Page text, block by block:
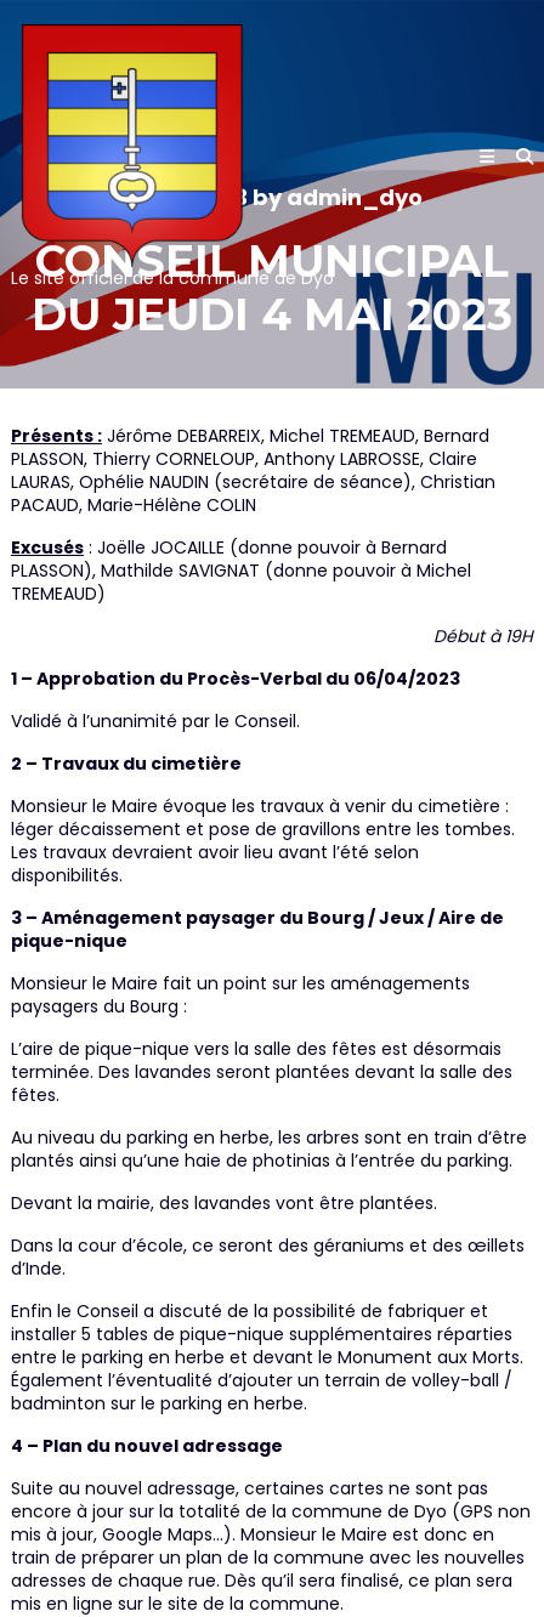
content
Le site officiel de la commune de Dyo
10/05/2023byadmin_dyo
CONSEIL MUNICIPAL
DU JEUDI 4 MAI 2023
Présents :Jérôme DEBARREIX, Michel TREMEAUD, Bernard
PLASSON, Thierry CORNELOUP, Anthony LABROSSE, Claire
LAURAS, Ophélie NAUDIN (secrétaire de séance), Christian
PACAUD, Marie-Hélène COLIN
Excusés: Joëlle JOCAILLE (donne pouvoir à Bernard
PLASSON), Mathilde SAVIGNAT (donne pouvoir à Michel
TREMEAUD)
Début à 19H
1 – Approbation du Procès-Verbal du 06/04/2023
Validé à l’unanimité par le Conseil.
2 – Travaux du cimetière
Monsieur le Maire évoque les travaux à venir du cimetière :
léger décaissement et pose de gravillons entre les tombes.
Les travaux devraient avoir lieu avant l’été selon
disponibilités.
3 – Aménagement paysager du Bourg / Jeux / Aire de
pique-nique
Monsieur le Maire fait un point sur les aménagements
paysagers du Bourg :
L’aire de pique-nique vers la salle des fêtes est désormais
terminée. Des lavandes seront plantées devant la salle des
fêtes.
Au niveau du parking en herbe, les arbres sont en train d’être
plantés ainsi qu’une haie de photinias à l’entrée du parking.
Devant la mairie, des lavandes vont être plantées.
Dans la cour d’école, ce seront des géraniums et des œillets
d’Inde.
Enfin le Conseil a discuté de la possibilité de fabriquer et
installer 5 tables de pique-nique supplémentaires réparties
entre le parking en herbe et devant le Monument aux Morts.
Également l’éventualité d’ajouter un terrain de volley-ball /
badminton sur le parking en herbe.
4 – Plan du nouvel adressage
Suite au nouvel adressage, certaines cartes ne sont pas
encore à jour sur la totalité de la commune de Dyo (GPS non
mis à jour, Google Maps…). Monsieur le Maire est donc en
train de préparer un plan de la commune avec les nouvelles
adresses de chaque rue. Dès qu’il sera finalisé, ce plan sera
mis en ligne sur le site de la commune.